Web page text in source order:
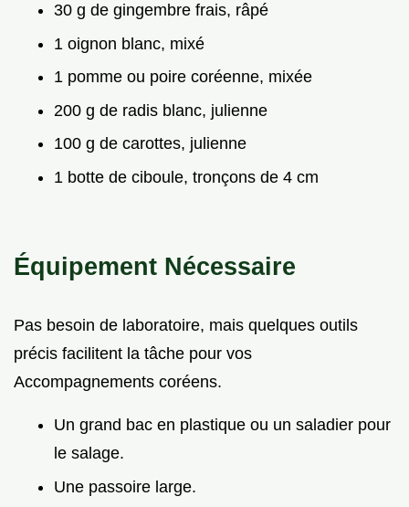
30 g de gingembre frais, râpé
1 oignon blanc, mixé
1 pomme ou poire coréenne, mixée
200 g de radis blanc, julienne
100 g de carottes, julienne
1 botte de ciboule, tronçons de 4 cm
Équipement Nécessaire
Pas besoin de laboratoire, mais quelques outils
précis facilitent la tâche pour vos
Accompagnements coréens.
Un grand bac en plastique ou un saladier pour
le salage.
Une passoire large.